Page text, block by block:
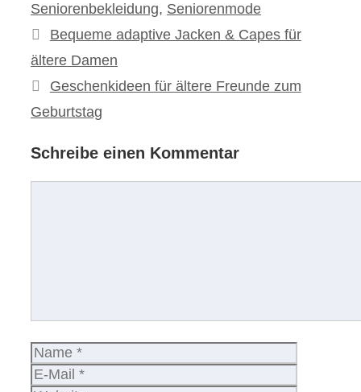
Seniorenbekleidung, Seniorenmode
Beitrags-
Navigation
Bequeme adaptive Jacken & Capes für
ältere Damen
Geschenkideen für ältere Freunde zum
Geburtstag
Schreibe einen Kommentar
Name